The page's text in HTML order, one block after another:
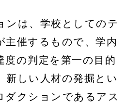
ンは、学校としてのテ
主催するもので、学内
度の判定を第一の目的
新しい人材の発掘とい
ダクションであるアス